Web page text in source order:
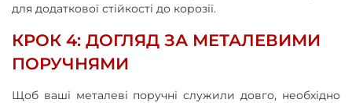
для додаткової стійкості до корозії.
КРОК 4: ДОГЛЯД ЗА МЕТАЛЕВИМИ
ПОРУЧНЯМИ
Щоб ваші металеві поручні служили довго, необхідно